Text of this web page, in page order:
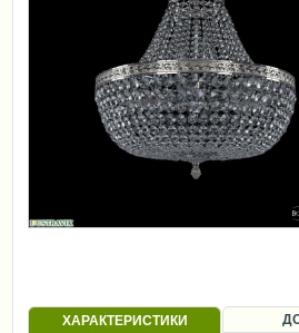
ХАРАКТЕРИСТИКИ